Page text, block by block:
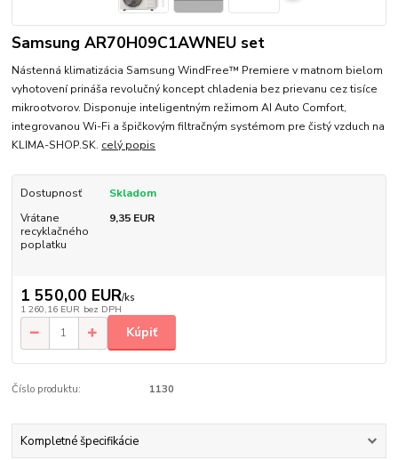
Samsung AR70H09C1AWNEU set
Nástenná klimatizácia Samsung WindFree™ Premiere v matnom bielom
vyhotovení prináša revolučný koncept chladenia bez prievanu cez tisíce
mikrootvorov. Disponuje inteligentným režimom AI Auto Comfort,
integrovanou Wi-Fi a špičkovým filtračným systémom pre čistý vzduch na
KLIMA-SHOP.SK. celý popis
Dostupnosť
Skladom
Vrátane
recyklačného
poplatku
9,35 EUR
1 550,00 EUR/ks
1 260,16 EUR bez DPH
Kúpiť
Číslo produktu: 1130
Kompletné špecifikácie